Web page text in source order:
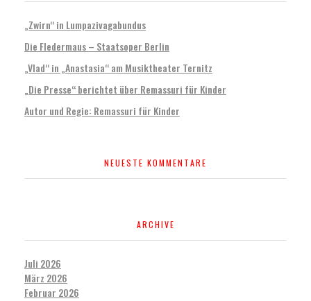
„Zwirn“ in Lumpazivagabundus
Die Fledermaus – Staatsoper Berlin
„Vlad“ in „Anastasia“ am Musiktheater Ternitz
„Die Presse“ berichtet über Remassuri für Kinder
Autor und Regie: Remassuri für Kinder
NEUESTE KOMMENTARE
ARCHIVE
Juli 2026
März 2026
Februar 2026